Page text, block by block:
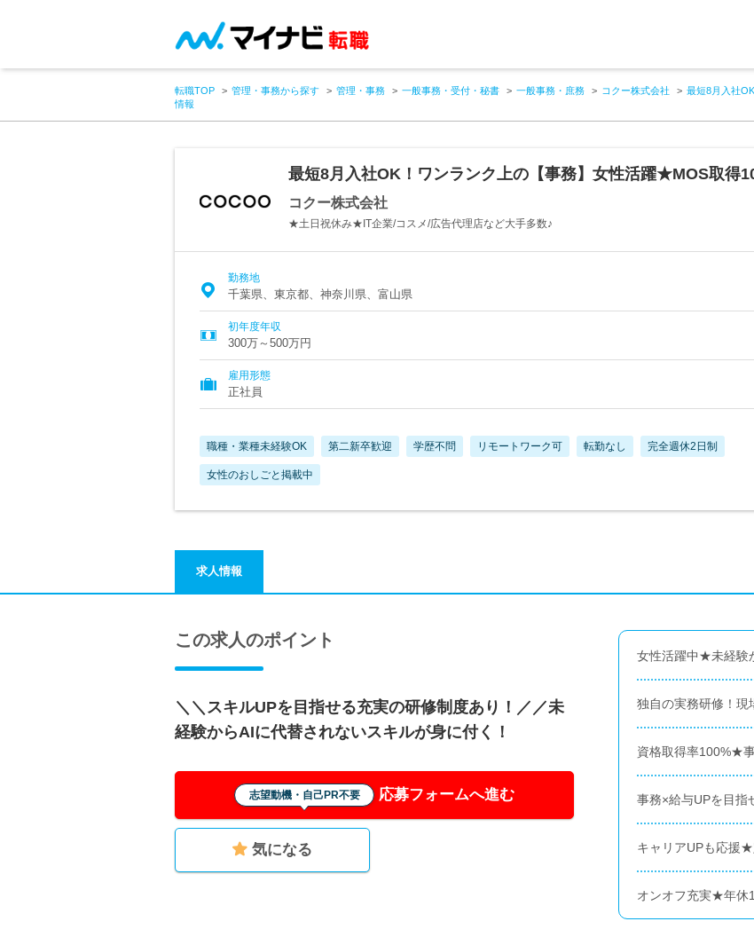
転職TOP 管理・事務から探す 管理・事務 一般事務・受付・秘書 一般事務・庶務 コクー株式会社
最短8月入社
情報
最短8月入社OK！ワンランク上の【事務】女性活躍★MOS取得
コクー株式会社
★土日祝休み★IT企業/コスメ/広告代理店など大手多数♪
勤務地
千葉県、東京都、神奈川県、富山県
初年度年収
300万～500万円
雇用形態
正社員
職種・業種未経験OK 第二新卒歓迎 学歴不問 リモートワーク可 転勤なし 完全週休2日制
女性のおしごと掲載中
求人情報
この求人のポイント
＼＼スキルUPを目指せる充実の研修制度あり！／／未
経験からAIに代替されないスキルが身に付く！
志望動機・自己PR不要 応募フォームへ進む
気になる
女性活躍中★未経験
独自の実務研修！現
資格取得率100%★
事務×給与UPを目
キャリアUPも応援
オンオフ充実★年休